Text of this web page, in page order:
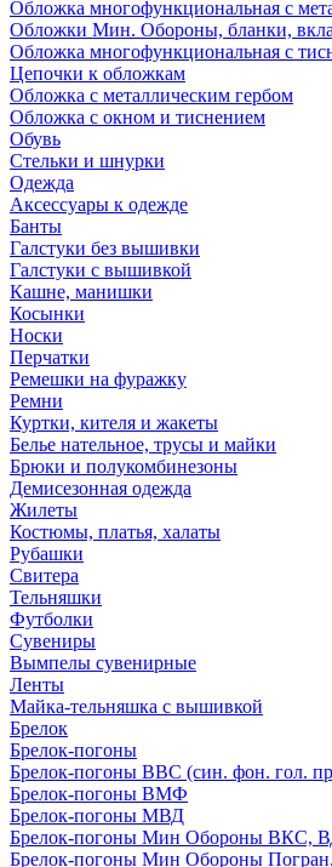
Обложка многофункциональная с
Обложки Мин. Обороны, бланки,
Обложка многофункциональная с
Цепочки к обложкам
Обложка с металлическим гербом
Обложка с окном и тиснением
Обувь
Стельки и шнурки
Одежда
Аксессуары к одежде
Банты
Галстуки без вышивки
Галстуки с вышивкой
Кашне, манишки
Косынки
Носки
Перчатки
Ремешки на фуражку
Ремни
Куртки, кителя и жакеты
Белье нательное, трусы и майки
Брюки и полукомбинезоны
Демисезонная одежда
Жилеты
Костюмы, платья, халаты
Рубашки
Свитера
Тельняшки
Футболки
Сувениры
Вымпелы сувенирные
Ленты
Майка-тельняшка с вышивкой
Брелок
Брелок-погоны
Брелок-погоны ВВС (син. фон. гол.
Брелок-погоны ВМФ
Брелок-погоны МВД
Брелок-погоны Мин Обороны ВКС,
Брелок-погоны Мин Обороны